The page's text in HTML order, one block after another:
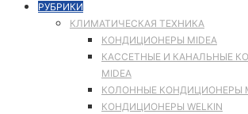
РУБРИКИ
КЛИМАТИЧЕСКАЯ ТЕХНИКА
КОНДИЦИОНЕРЫ MIDEA
КАССЕТНЫЕ И КАНАЛЬНЫЕ
MIDEA
КОЛОННЫЕ КОНДИЦИОНЕРЫ
КОНДИЦИОНЕРЫ WELKIN